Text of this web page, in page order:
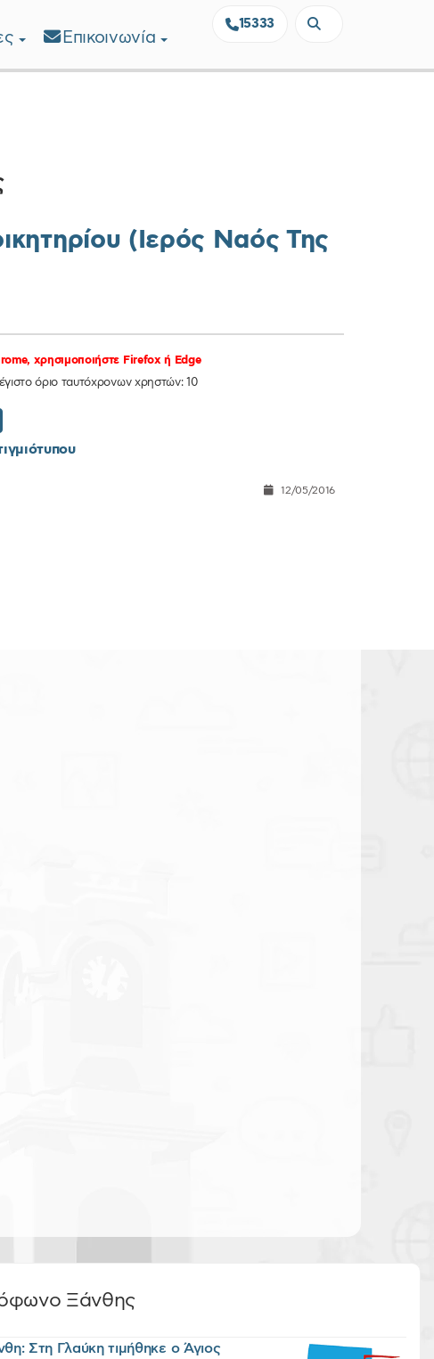
15333
Επικοινωνία
(Ιερός Ναός Της
χρησιμοποιήστε Firefox ή Edge
όριο ταυτόχρονων χρηστών: 10
12/05/2016
Ξάνθης
Στη Γλαύκη τιμήθηκε ο Άγιος